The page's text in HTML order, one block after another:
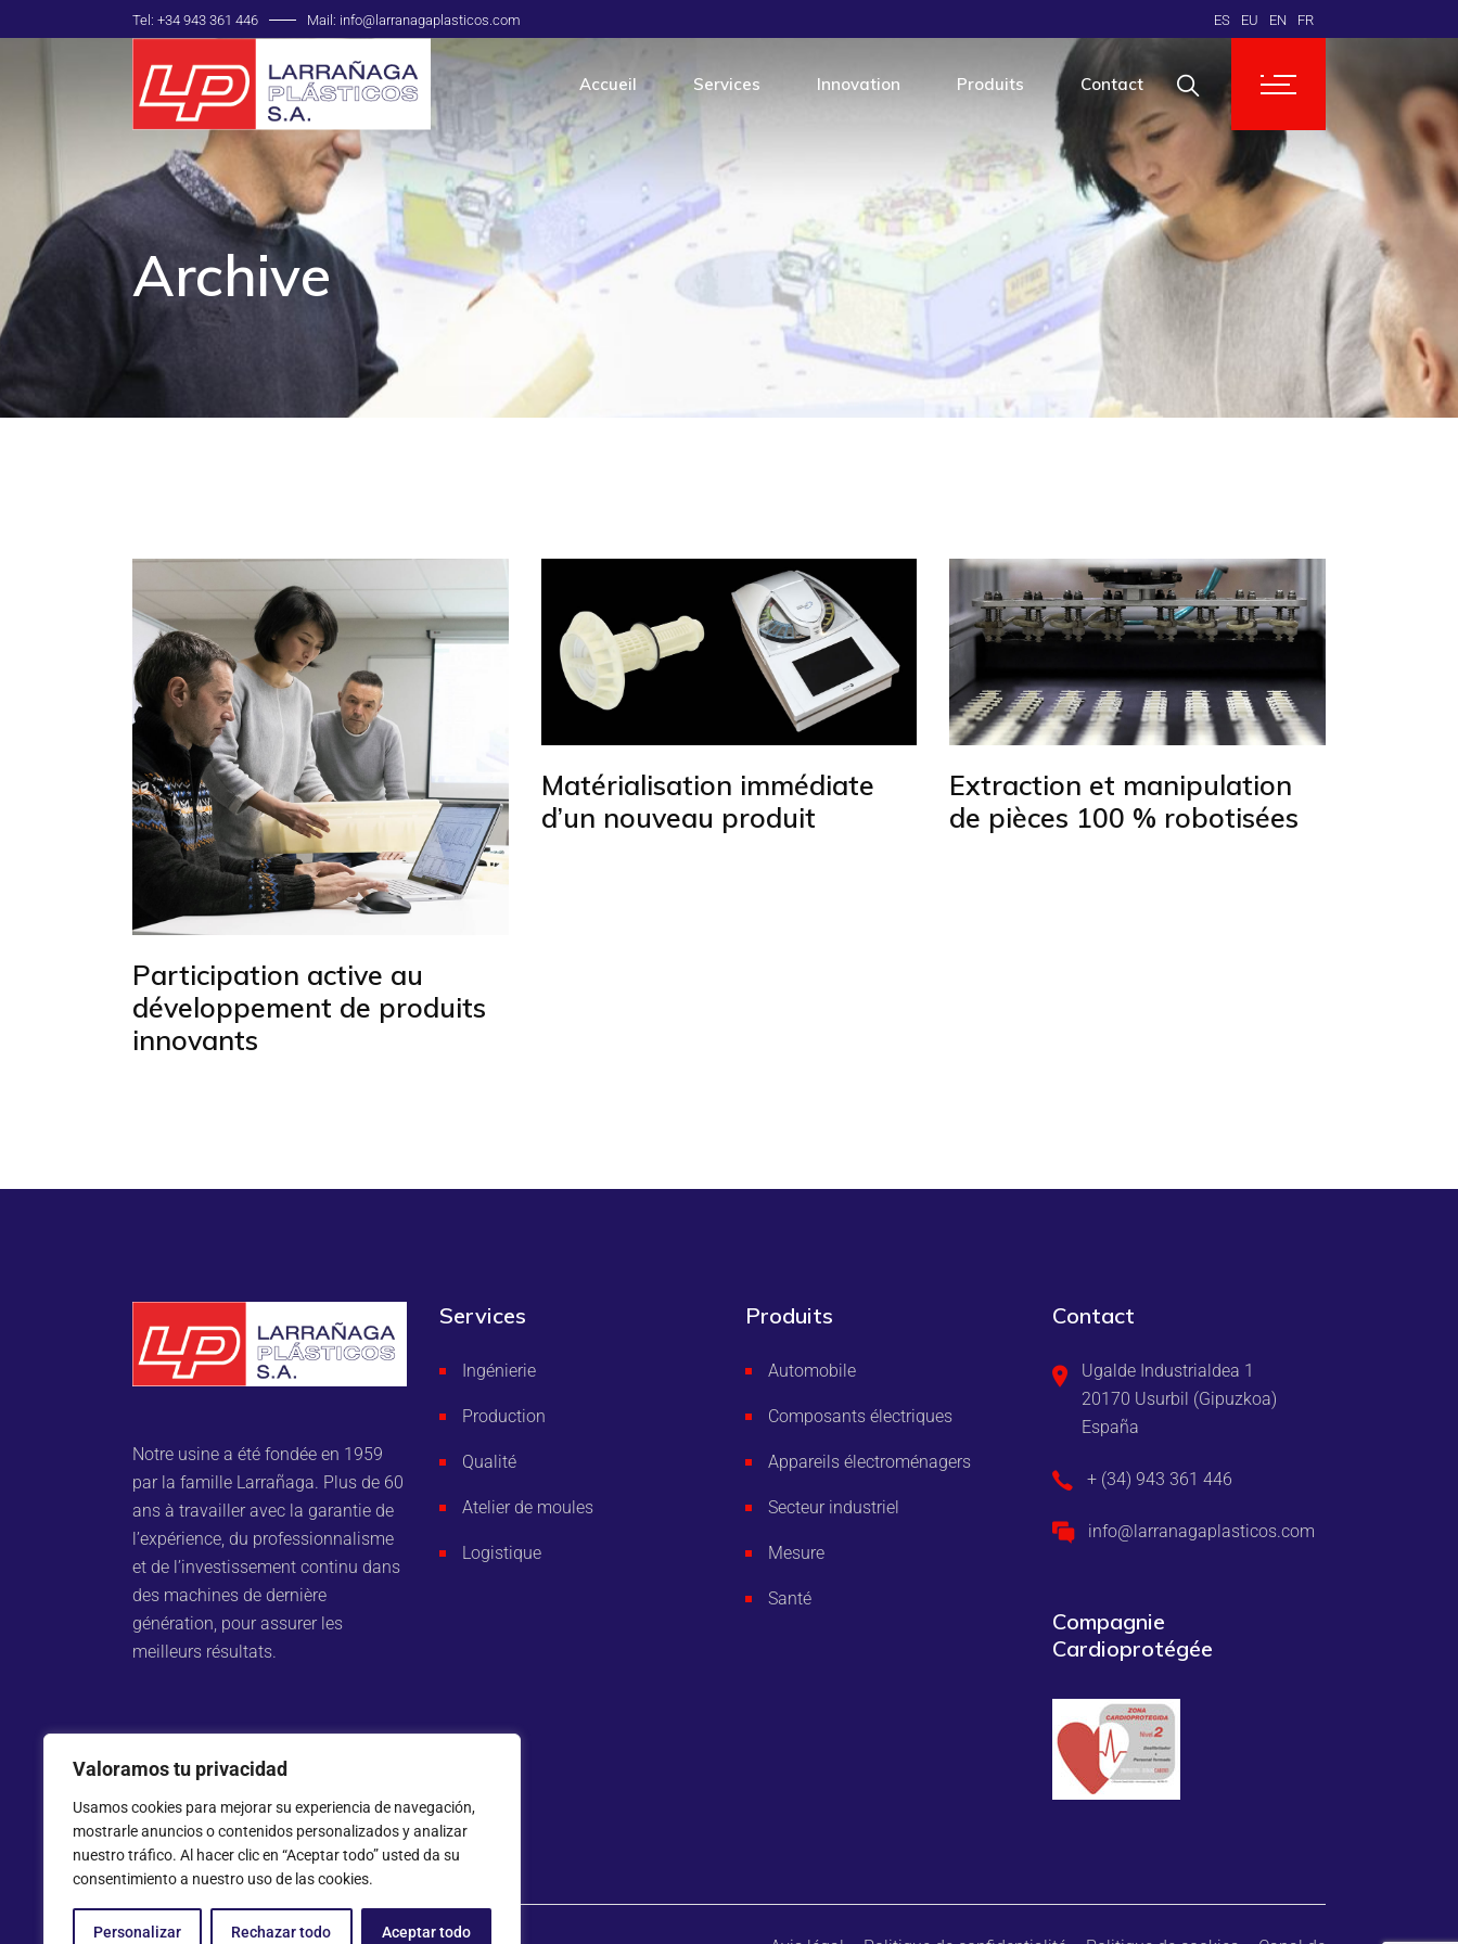
Valoramos tu privacidad
Usamos cookies para mejorar su experiencia de navegación,
mostrarle anuncios o contenidos personalizados y analizar
nuestro tráfico. Al hacer clic en “Aceptar todo” usted da su
consentimiento a nuestro uso de las cookies.
Personalizar Rechazar todo Aceptar todo
Tel: +34 943 361 446 Mail: info@larranagaplasticos.com ES EU EN FR
Accueil Services
Ingénierie
Production
Atelier de moules
Innovation Produits
Automobile
Composants électriques
Appareils électroménagers
Secteur industriel
Mesure
Santé
Contact
Archive
Participation active au
développement de produits
innovants
Matérialisation immédiate
d’un nouveau produit
Extraction et manipulation
de pièces 100 % robotisées
Notre usine a été fondée en 1959
par la famille Larrañaga. Plus de 60
ans à travailler avec la garantie de
l’expérience, du professionnalisme
et de l’investissement continu dans
des machines de dernière
génération, pour assurer les
meilleurs résultats.
Services
Ingénierie
Production
Qualité
Atelier de moules
Logistique
Produits
Automobile
Composants électriques
Appareils électroménagers
Secteur industriel
Mesure
Santé
Contact
Ugalde Industrialdea 1
20170 Usurbil (Gipuzkoa)
España
+ (34) 943 361 446
info@larranagaplasticos.com
Compagnie
Cardioprotégée